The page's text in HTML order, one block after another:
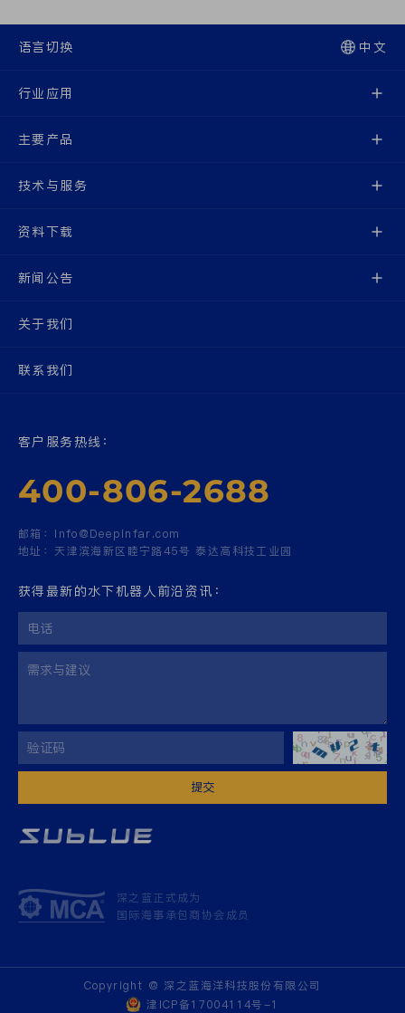
语言切换 中文
行业应用
主要产品
技术与服务
资料下载
新闻公告
关于我们
联系我们
客户服务热线：
400-806-2688
邮箱： Info@Deepinfar.com
地址： 天津滨海新区睦宁路45号 泰达高科技工业园
获得最新的水下机器人前沿资讯：
提交
深之蓝正式成为
国际海事承包商协会成员
Copyright @ 深之蓝海洋科技股份有限公司
津ICP备17004114号-1